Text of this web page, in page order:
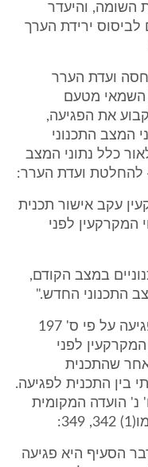
השומה, והיעדר
לביסוס ירידת הערך
ועדת הערר
השמאי מטעם
את הפגיעה,
המצב התכנוני
כלל נתוני המצב
עקב אישור תכנית
המקרקעין לפני
במצב הקודם,
התכנוני החדש."
ואכן הפסיקה קובעת כי בחינת הפגיעה על פי ס' 197
לפני
שהתכנית
בין התכנית לפגיעה.
ואח' נ' הועדה המקומית
הסעיף היא פגיעה